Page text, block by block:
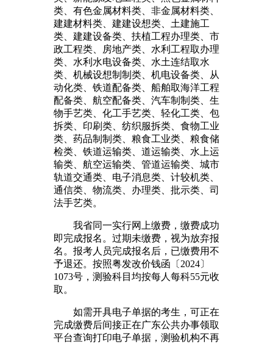
类、有色金属材料类、非金属材料类、
建建材料类、建建设想类、土建施工
类、建建设备类、扶植工程办理类、市
政工程类、房地产类、水利工程取办理
类、水利水电设备类、水土连结取水
类、机械设想制制类、机电设备类、从
动化类、铁道配备类、船舶取海洋工程
配备类、航空配备类、汽车制制类、生
物手艺类、化工手艺类、轻化工类、包
拆类、印刷类、纺织服拆类、食物工业
类、药品制制类、粮食工业类、粮食储
检类、铁道运输类、道运输类、水上运
输类、航空运输类、管道运输类、城市
轨道交通类、电子消息类、计较机类、
通信类、物流类、办理类、批示类、司
法手艺类。
我省同一实行网上缴费，缴费成功
即完成报名。过期未缴费，视为放弃报
名。报考人员完成报名后，已缴费用不
予退还。按照粤发改价钱函〔2024〕
1073号，测验科目均按每人每科55元收
取。
如需开具电子单据的考生，可正在
完成缴费后间接正在广东公共办事领取
平台查询打印电子单据，测验机构不再